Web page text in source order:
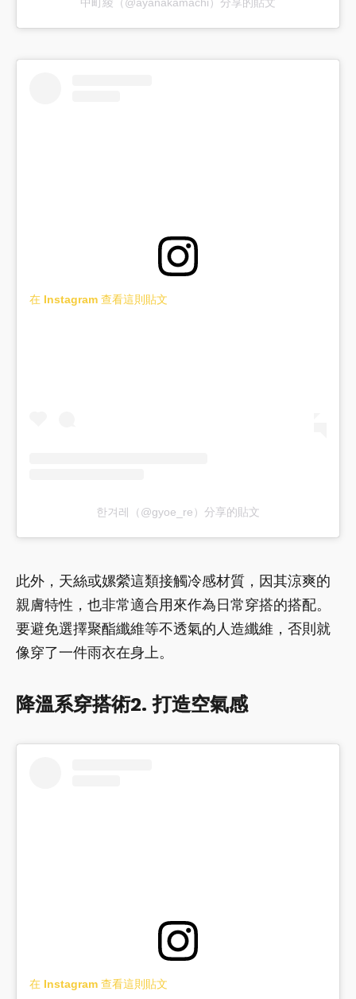
在 Instagram 查看這則貼文
한겨레（@gyoe_re）分享的貼文
此外，天絲或嫘縈這類接觸冷感材質，因其涼爽的
親膚特性，也非常適合用來作為日常穿搭的搭配。
要避免選擇聚酯纖維等不透氣的人造纖維，否則就
像穿了一件雨衣在身上。
降溫系穿搭術2. 打造空氣感
在 Instagram 查看這則貼文